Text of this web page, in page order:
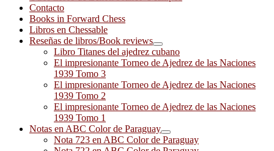
Contacto
Books in Forward Chess
Libros en Chessable
Reseñas de libros/Book reviews
Libro Titanes del ajedrez cubano
El impresionante Torneo de Ajedrez de las Naciones
1939 Tomo 3
El impresionante Torneo de Ajedrez de las Naciones
1939 Tomo 2
El impresionante Torneo de Ajedrez de las Naciones
1939 Tomo 1
Notas en ABC Color de Paraguay
Nota 723 en ABC Color de Paraguay